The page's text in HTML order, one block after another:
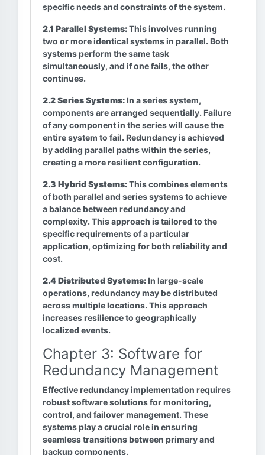
specific needs and constraints of the system.
2.1 Parallel Systems:This involves running
two or more identical systems in parallel. Both
systems perform the same task
simultaneously, and if one fails, the other
continues.
2.2 Series Systems: In a series system,
components are arranged sequentially. Failure
of any component in the series will cause the
entire system to fail. Redundancy is achieved
by adding parallel paths within the series,
creating a more resilient configuration.
2.3 Hybrid Systems:This combines elements
of both parallel and series systems to achieve
a balance between redundancy and
complexity. This approach is tailored to the
specific requirements of a particular
application, optimizing for both reliability and
cost.
2.4 Distributed Systems: In large-scale
operations, redundancy may be distributed
across multiple locations. This approach
increases resilience to geographically
localized events.
Chapter 3: Software for
Redundancy Management
Effective redundancy implementation requires
robust software solutions for monitoring,
control, and failover management. These
systems play a crucial role in ensuring
seamless transitions between primary and
backup components.